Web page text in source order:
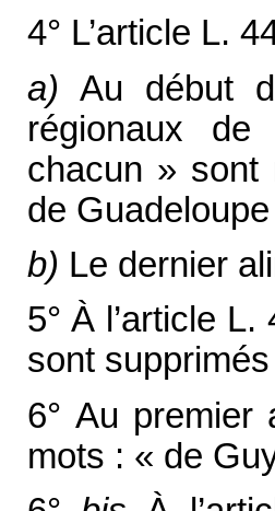
4° L’article L.
a) Au début
régionaux de
chacun » sont
de
b) Le dernier
5° À l’article
sont supprimés
6° Au premier
mots : « de